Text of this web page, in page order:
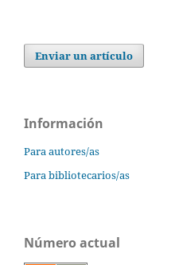
Enviar un artículo
Información
Para autores/as
Para bibliotecarios/as
Número actual